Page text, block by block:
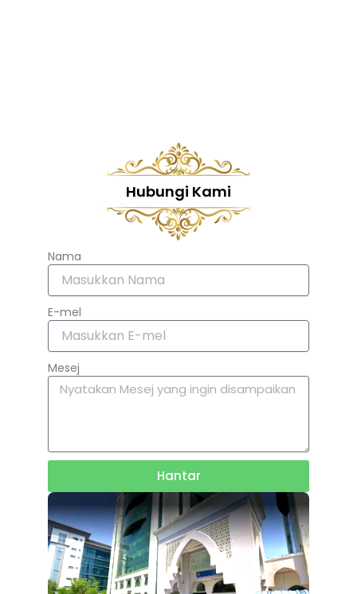
Hubungi Kami
Nama
E-mel
Mesej
Hantar